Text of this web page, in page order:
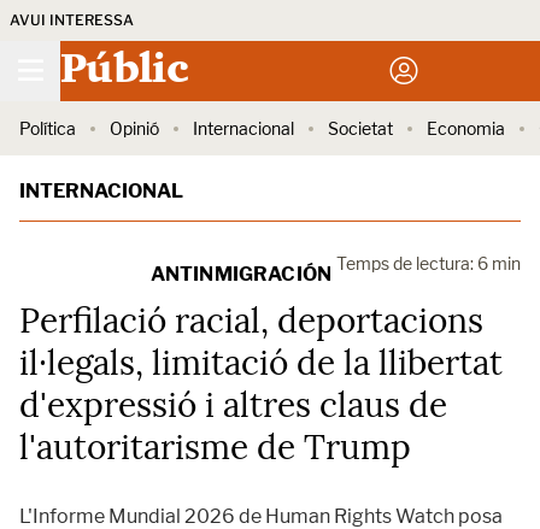
AVUI INTERESSA
Públic
Política Opinió Internacional Societat Economia
INTERNACIONAL
ANTINMIGRACIÓN Temps de lectura: 6 min
Perfilació racial, deportacions
il·legals, limitació de la llibertat
d'expressió i altres claus de
l'autoritarisme de Trump
L'Informe Mundial 2026 de Human Rights Watch posa